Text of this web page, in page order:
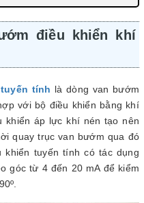
điều khiển khí
tính là dòng van bướm
với bộ điều khiển bằng khí
khiển áp lực khí nén tạo nên
quay trục van bướm qua đó
tuyến tính có tác dụng
góc từ 4 đến 20 mA để kiểm